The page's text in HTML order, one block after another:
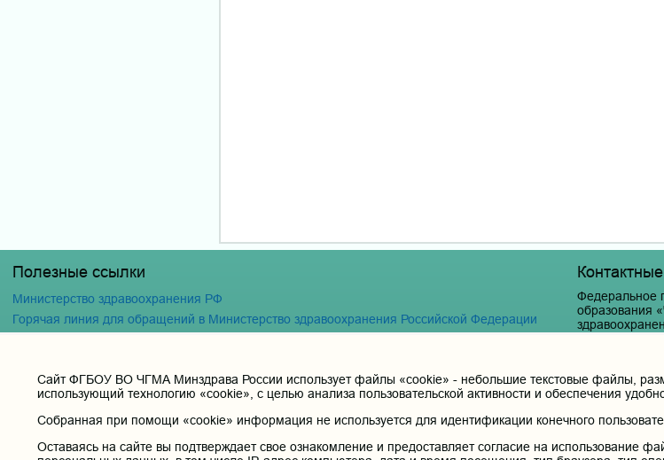
Полезные ссылки
Министерство здравоохранения РФ
Горячая линия для обращений в Министерство здравоохранения Российской Федерации
Единая коллекция цифровых образовательных ресурсов
ФГБОУ ВО "Пензенский государственный университет" Кафедра терапия
Федеральное
образования
Телефон
8 (3022) 35-43-24
Электронная
Cайт ФГБОУ ВО ЧГМА Минздрава России использует файлы «cookie» - небольшие текстовые файлы,
использующий технологию «cookie», с целью анализа пользовательской активности и обеспечения
Собранная при помощи «cookie» информация не используется для идентификации конечного
Оставаясь на сайте вы подтверждает свое ознакомление и предоставляет согласие на использование